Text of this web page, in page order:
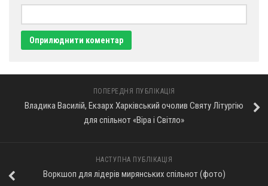
ПОПЕРЕДНЯ ПУБЛІКАЦІЯ
Владика Василій, Екзарх Харківський очолив Святу Літургію
для спільнот «Віра і Світло»
НАСТУПНА ПУБЛІКАЦІЯ
Воркшоп для лідерів мирянських спільнот (фото)